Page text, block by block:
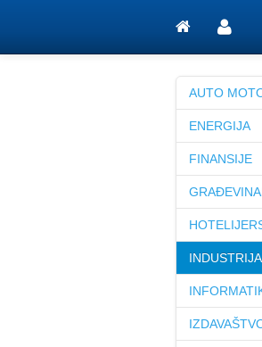
AUTO
ENERGIJA
FINANSIJE
INDUSTRIJA